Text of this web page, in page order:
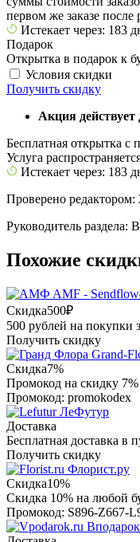
первом же заказе после
Истекает через: 183
Подарок
Открытка в подарок к
Условия скидки
Получить скидку
Акция действует
Бесплатная открытка с
Услуга
Истекает через: 183
Проверено редактором:
Руководитель раздела:
Похожие
AMF -
Скидка500₽
500 рублей на покупки
Получить скидку
Grand-
Скидка7%
Промокод на скидку 7%
Промокод: promokodex
ЛеФутур
Доставка
Бесплатная доставка
Получить скидку
Флорист.ру
Скидка10%
Скидка 10% на любой
Промокод: S896-Z667-